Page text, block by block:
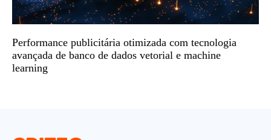
Performance publicitária otimizada com tecnologia
avançada de banco de dados vetorial e machine
learning